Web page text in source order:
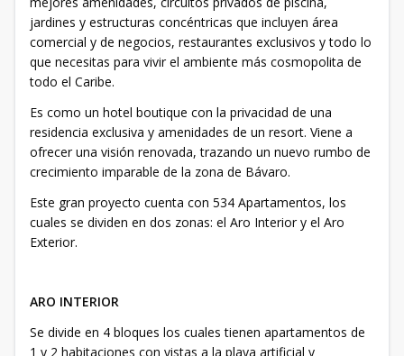
jardines y estructuras concéntricas que incluyen área
comercial y de negocios, restaurantes exclusivos y todo lo
que necesitas para vivir el ambiente más cosmopolita de
todo el Caribe.
Es como un hotel boutique con la privacidad de una
residencia exclusiva y amenidades de un resort. Viene a
ofrecer una visión renovada, trazando un nuevo rumbo de
crecimiento imparable de la zona de Bávaro.
Este gran proyecto cuenta con 534 Apartamentos, los
cuales se dividen en dos zonas: el Aro Interior y el Aro
Exterior.
ARO INTERIOR
Se divide en 4 bloques los cuales tienen apartamentos de
1 y 2 habitaciones con vistas a la playa artificial y